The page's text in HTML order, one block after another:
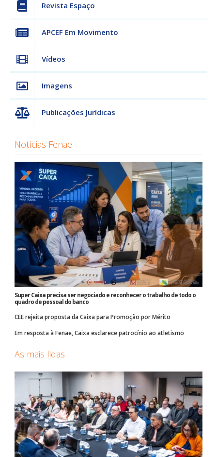
Revista Espaço
APCEF Em Movimento
Vídeos
Imagens
Publicações Jurídicas
Notícias Fenae
Super Caixa precisa ser negociado e reconhecer o trabalho de todo o
quadro de pessoal do banco
CEE rejeita proposta da Caixa para Promoção por Mérito
Em resposta à Fenae, Caixa esclarece patrocínio ao atletismo
As mais lidas